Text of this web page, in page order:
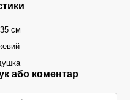
см
або коментар